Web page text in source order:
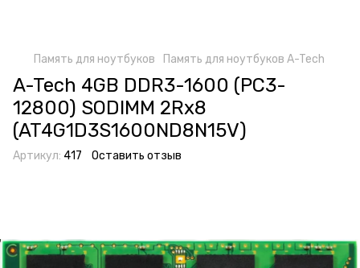
Память для ноутбуков Память для ноутбуков A-Tech
A-Tech 4GB DDR3-1600 (PC3-
12800) SODIMM 2Rx8
(AT4G1D3S1600ND8N15V)
Артикул: 417 Оставить отзыв